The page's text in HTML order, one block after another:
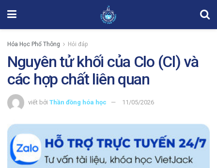
Hóa Học Phổ Thông Hỏi đáp
Nguyên tử khối của Clo (Cl) và
các hợp chất liên quan
viết bởi Thần đồng hóa học 11/05/2026